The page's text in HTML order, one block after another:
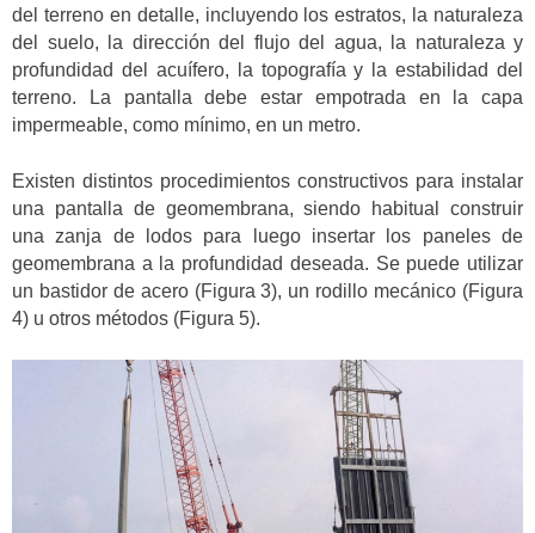
del terreno en detalle, incluyendo los estratos, la naturaleza
del suelo, la dirección del flujo del agua, la naturaleza y
profundidad del acuífero, la topografía y la estabilidad del
terreno. La pantalla debe estar empotrada en la capa
impermeable, como mínimo, en un metro.
Existen distintos procedimientos constructivos para instalar
una pantalla de geomembrana, siendo habitual construir
una zanja de lodos para luego insertar los paneles de
geomembrana a la profundidad deseada. Se puede utilizar
un bastidor de acero (Figura 3), un rodillo mecánico (Figura
4) u otros métodos (Figura 5).